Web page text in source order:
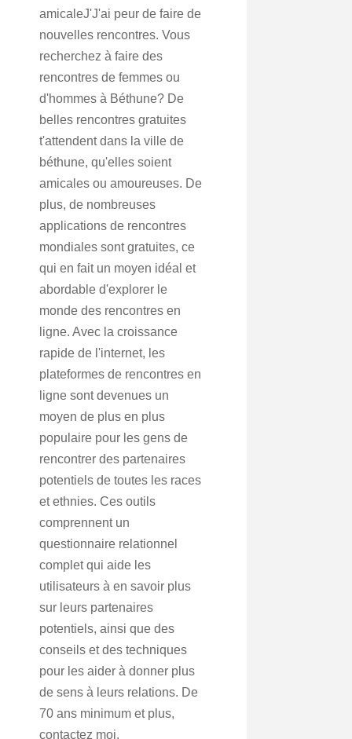
amicaleJ'J'ai peur de faire de
nouvelles rencontres. Vous
recherchez à faire des
rencontres de femmes ou
d'hommes à Béthune? De
belles rencontres gratuites
t'attendent dans la ville de
béthune, qu'elles soient
amicales ou amoureuses. De
plus, de nombreuses
applications de rencontres
mondiales sont gratuites, ce
qui en fait un moyen idéal et
abordable d'explorer le
monde des rencontres en
ligne. Avec la croissance
rapide de l'internet, les
plateformes de rencontres en
ligne sont devenues un
moyen de plus en plus
populaire pour les gens de
rencontrer des partenaires
potentiels de toutes les races
et ethnies. Ces outils
comprennent un
questionnaire relationnel
complet qui aide les
utilisateurs à en savoir plus
sur leurs partenaires
potentiels, ainsi que des
conseils et des techniques
pour les aider à donner plus
de sens à leurs relations. De
70 ans minimum et plus,
contactez moi.